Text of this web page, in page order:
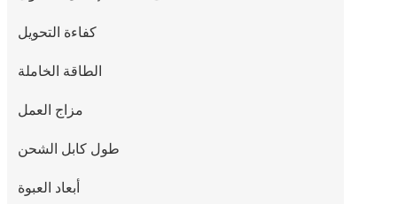
كفاءة التحويل
الطاقة الخاملة
مزاج العمل
طول كابل الشحن
أبعاد العبوة